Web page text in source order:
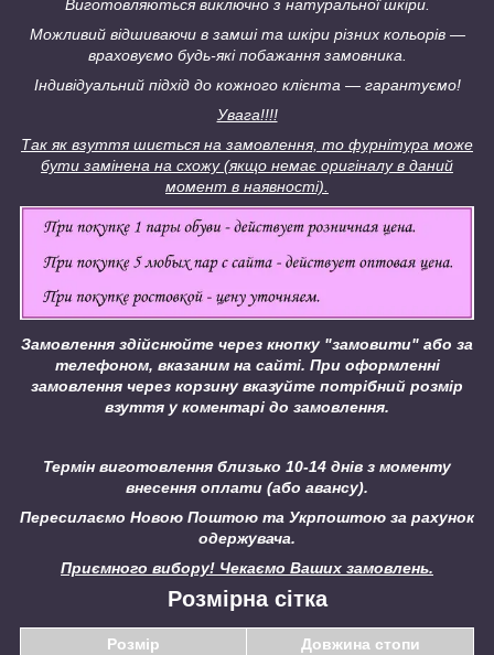
Виготовляються виключно з натуральної шкіри.
Можливий відшиваючи в замші та шкіри різних кольорів ―
враховуємо будь-які побажання замовника.
Індивідуальний підхід до кожного клієнта ― гарантуємо!
Увага!!!!
Так як взуття шиється на замовлення, то фурнітура може
бути замінена на схожу (якщо немає оригіналу в даний
момент в наявності).
Замовлення здійснюйте через кнопку "замовити" або за
телефоном, вказаним на сайті. При оформленні
замовлення через корзину вказуйте потрібний розмір
взуття у коментарі до замовлення.
Термін виготовлення близько 10-14 днів з моменту
внесення оплати (або авансу).
Пересилаємо Новою Поштою та Укрпоштою за рахунок
одержувача.
Приємного вибору! Чекаємо Ваших замовлень.
Розмірна сітка
Розмір Довжина стопи